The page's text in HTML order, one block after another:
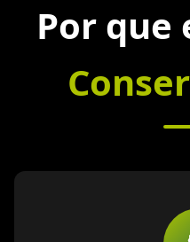
Por que